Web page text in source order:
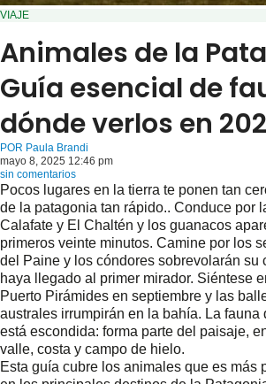
VIAJE
Animales de la
Guía esencial de
dónde verlos en
POR Paula Brandi
mayo 8, 2025 12:46 pm
sin comentarios
Pocos lugares en la tierra te ponen tan
de la patagonia tan rápido.. Conduce por
Calafate y El Chaltén y los guanacos
primeros veinte minutos. Camine por los
del Paine y los cóndores sobrevolarán su
haya llegado al primer mirador. Siéntese
Puerto Pirámides en septiembre y las
australes irrumpirán en la bahía. La fauna
está escondida: forma parte del paisaje,
valle, costa y campo de hielo.
Esta guía cubre los animales que es más